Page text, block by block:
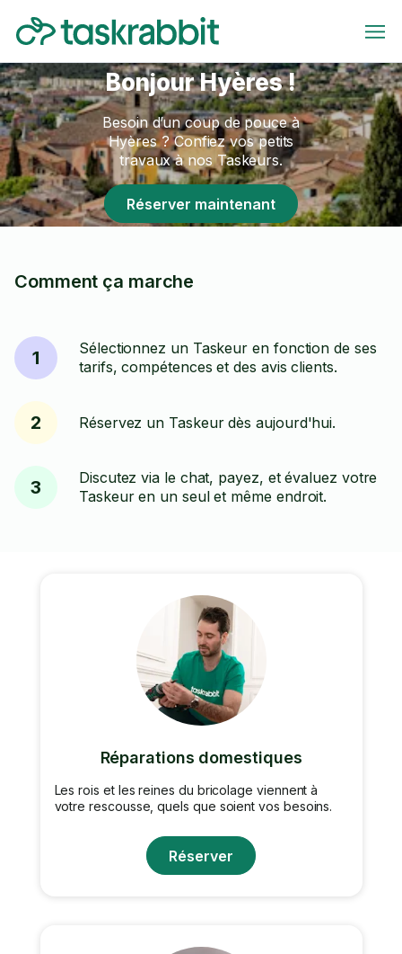
Bonjour Hyères !
Besoin d’un coup de pouce à
Hyères ? Confiez vos petits
travaux à nos Taskeurs.
Réserver maintenant
Comment ça marche
1
Sélectionnez un Taskeur en fonction de ses
tarifs, compétences et des avis clients.
2 Réservez un Taskeur dès aujourd'hui.
3
Discutez via le chat, payez, et évaluez votre
Taskeur en un seul et même endroit.
Réparations domestiques
Les rois et les reines du bricolage viennent à
votre rescousse, quels que soient vos besoins.
Réserver